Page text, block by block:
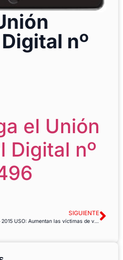
nº
el Unión
Digital nº
SIGUIENTE
USO: Aumentan las víctimas de violencia de género menores de 18 años